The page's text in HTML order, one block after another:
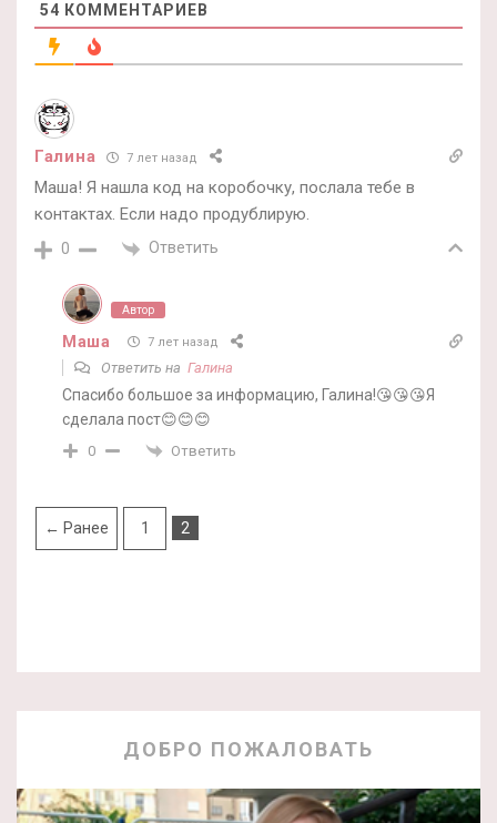
54 КОММЕНТАРИЕВ
Галина 7 лет назад
Маша! Я нашла код на коробочку, послала тебе в
контактах. Если надо продублирую.
0 Ответить
Автор
Маша 7 лет назад
Ответить на Галина
Спасибо большое за информацию, Галина!😘😘😘Я
сделала пост😊😊😊
0 Ответить
← Ранее 1 2
ДОБРО ПОЖАЛОВАТЬ